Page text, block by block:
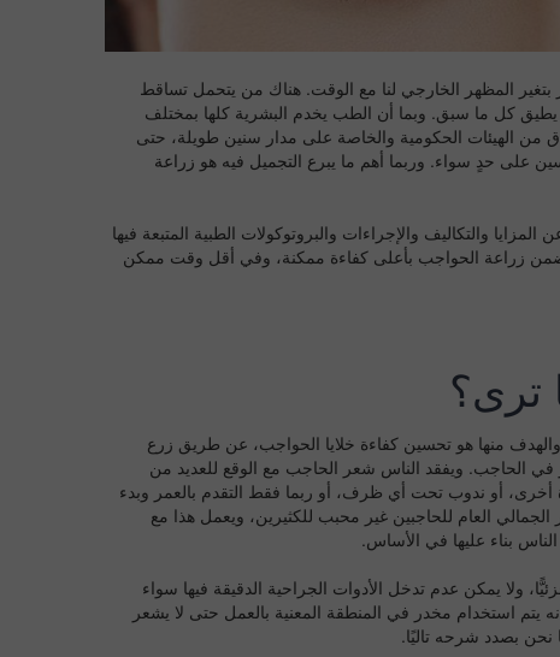
المظهر الخارجي لنا مع الوقت. هناك من يتحمل تساقط
يطيق كل ما سبق. وبما أن الطب يخدم البشرية كلها بمختلف
من الهيئات الحكومية والخاصة على مدار سنين طويلة، حتى
على حدٍ سواء. وربما أهم ما يبرع التجميل فيه هو زراعة
والتكاليف والإجراءات والبروتوكولات الطبية المتبعة فيها
زراعة الحواجب بأعلى كفاءة ممكنة، وفي أقل وقت ممكن
ترى؟
منها هو تحسين كفاءة خلايا الحواجب، عن طريق زرع
الحاجب. ويفقد الناس شعر الحاجب مع الوقع للعديد من
أخرى، أو ندوب تحت أي ظرف، أو ربما فقط التقدم بالعمر وبدء
العام للحاجبين غير محبب للكثيرين، ويعمل هذا مع
بناء عليها في الأساس.
يمكن عدم تدخل الأدوات الجراحية الدقيقة فيها سواء
يتم استخدام مخدر في المنطقة المعنية بالعمل حتى لا يشعر
نحن بصدد شرحه تاليًا.